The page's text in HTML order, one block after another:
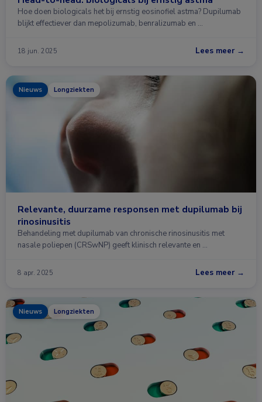
Hoe doen biologicals het bij ernstig eosinofiel astma? Dupilumab
blijkt effectiever dan mepolizumab, benralizumab en …
18 jun. 2025 Lees meer →
Nieuws Longziekten
Relevante, duurzame responsen met dupilumab bij
rinosinusitis
Behandeling met dupilumab van chronische rinosinusitis met
nasale poliepen (CRSwNP) geeft klinisch relevante en …
8 apr. 2025 Lees meer →
Nieuws Longziekten